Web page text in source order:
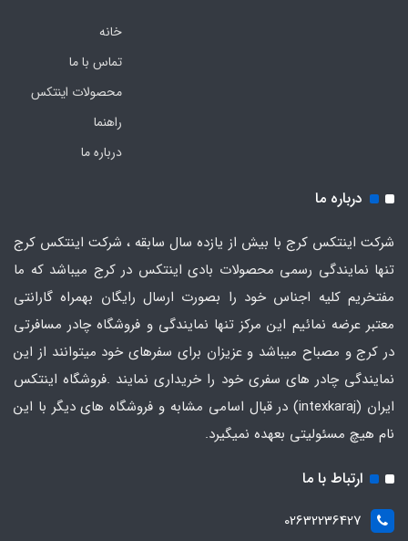
خانه
تماس با ما
محصولات اینتکس
راهنما
درباره ما
درباره ما
شرکت اینتکس کرج با بیش از یازده سال سابقه ، شرکت اینتکس کرج
تنها نمایندگی رسمی محصولات بادی اینتکس در کرج میباشد که ما
مفتخریم کلیه اجناس خود را بصورت ارسال رایگان بهمراه گارانتی
معتبر عرضه نمائیم این مرکز تنها نمایندگی و فروشگاه چادر مسافرتی
در کرج و مصباح میباشد و عزیزان برای سفرهای خود میتوانند از این
نمایندگی چادر های سفری خود را خریداری نمایند .فروشگاه اینتکس
ایران
(intexkaraj) در قبال اسامی مشابه و فروشگاه های دیگر با این
نام هیچ مسئولیتی بعهده نمیگیرد.
ارتباط با ما
02632236427